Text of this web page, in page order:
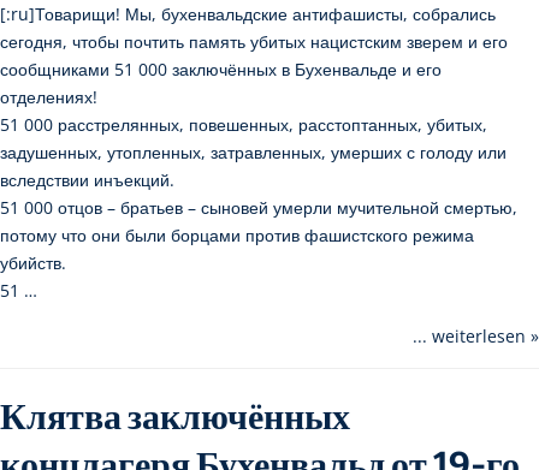
[:ru]Товарищи! Мы, бухенвальдские антифашисты, собрались
сегодня, чтобы почтить память убитых нацистским зверем и его
сообщниками 51 000 заключённых в Бухенвальде и его
отделениях!
51 000 расстрелянных, повешенных, расстоптанных, убитых,
задушенных, утопленных, затравленных, умерших с голоду или
вследствии инъекций.
51 000 отцов – братьев – сыновей умерли мучительной смертью,
потому что они были борцами против фашистского режима
убийств.
51 …
... weiterlesen »
Клятва заключённых